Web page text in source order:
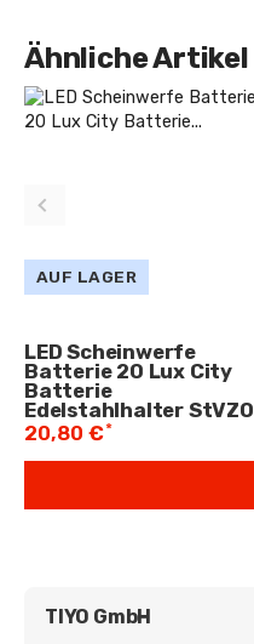
Ähnliche Artikel
AUF LAGER
LED Scheinwerfe
Batterie 20 Lux City
Batterie
Edelstahlhalter StVZO
20,80 €*
TIYO GmbH